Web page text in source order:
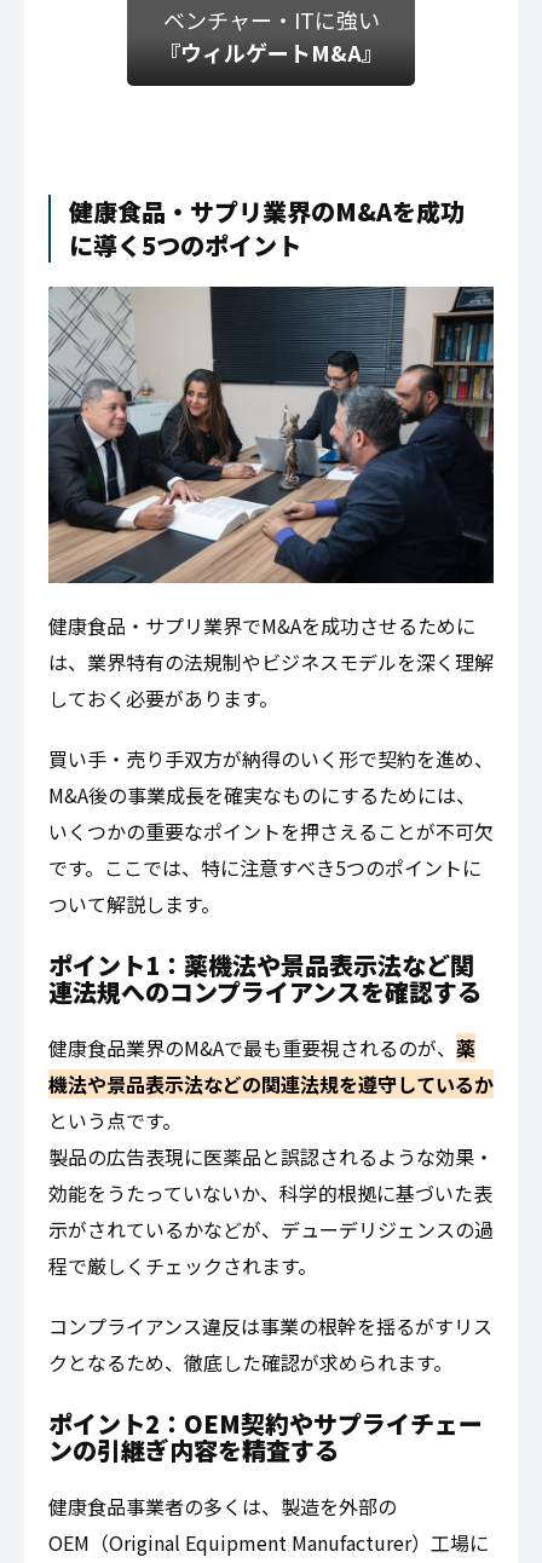
ベンチャー・ITに強い
『ウィルゲートM&A』
健康食品・サプリ業界のM&Aを成功
に導く5つのポイント
健康食品・サプリ業界でM&Aを成功させるために
は、業界特有の法規制やビジネスモデルを深く理解
しておく必要があります。
買い手・売り手双方が納得のいく形で契約を進め、
M&A後の事業成長を確実なものにするためには、
いくつかの重要なポイントを押さえることが不可欠
です。ここでは、特に注意すべき5つのポイントに
ついて解説します。
ポイント1：薬機法や景品表示法など関
連法規へのコンプライアンスを確認する
健康食品業界のM&Aで最も重要視されるのが、 薬
機法や景品表示法などの関連法規を遵守しているか
という点です。
製品の広告表現に医薬品と誤認されるような効果・
効能をうたっていないか、科学的根拠に基づいた表
示がされているかなどが、デューデリジェンスの過
程で厳しくチェックされます。
コンプライアンス違反は事業の根幹を揺るがすリス
クとなるため、徹底した確認が求められます。
ポイント2：OEM契約やサプライチェー
ンの引継ぎ内容を精査する
健康食品事業者の多くは、製造を外部の
OEM（Original Equipment Manufacturer）工場に